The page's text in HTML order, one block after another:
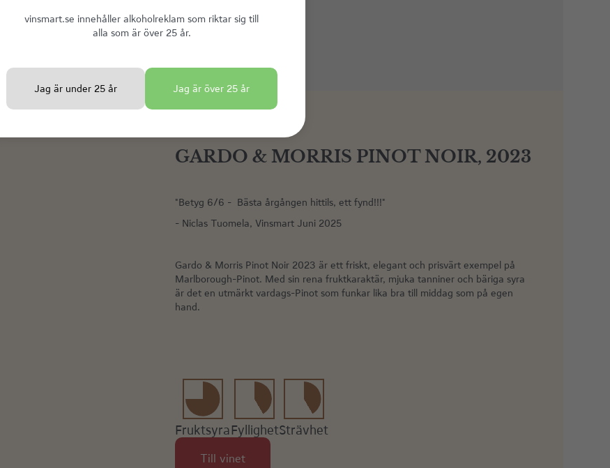
vinsmart.se innehåller alkoholreklam som riktar sig till
alla som är över 25 år.
Jag är under 25 år Jag är över 25 år
GARDO & MORRIS PINOT NOIR, 2023
"Betyg 6/6 - Bästa årgången hittils, ett fynd!!!"
- Niclas Tuomela, Vinsmart Juni 2025
Gardo & Morris Pinot Noir 2023 är ett friskt, elegant och prisvärt exempel på
Marlborough-Pinot. Med sin rena fruktkaraktär, mjuka tanniner och bäriga syra
är det en utmärkt vardags-Pinot som funkar lika bra till middag som på egen
hand.
FruktsyraFyllighetSträvhet
Till vinet